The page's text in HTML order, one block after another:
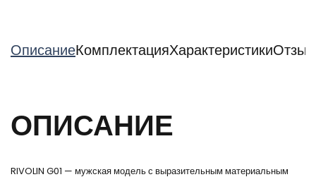
ОписаниеКомплектацияХарактеристики
ОПИСАНИЕ
RIVOLIN G01 — мужская модель с выразительным материальным